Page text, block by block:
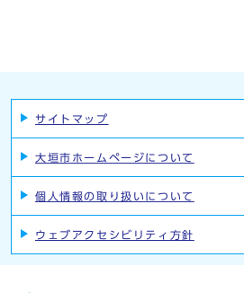
サイトマップ
大垣市ホームページについて
個人情報の取り扱いについて
ウェブアクセシビリティ方針